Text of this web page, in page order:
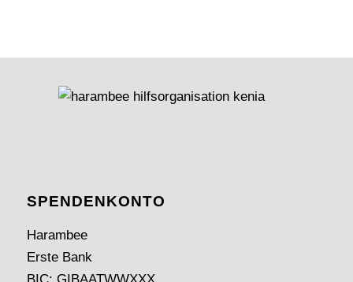
SPENDEN­KONTO
Harambee
Erste Bank
BIC: GIBAATWWXXX